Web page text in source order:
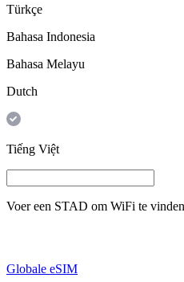
Türkçe
Bahasa Indonesia
Bahasa Melayu
Dutch
Tiếng Việt
Voer een STAD om WiFi te vinden
Globale eSIM